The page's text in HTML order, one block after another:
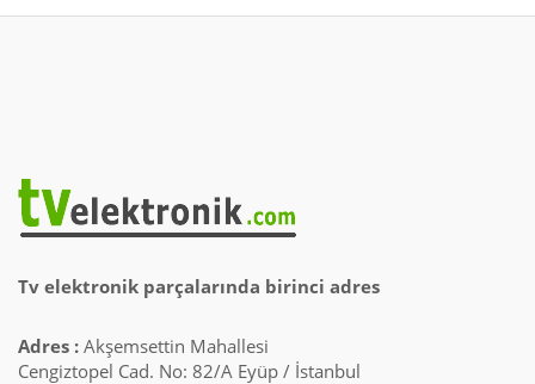
Tv elektronik parçalarında birinci adres
Adres : Akşemsettin Mahallesi
Cengiztopel Cad. No: 82/A Eyüp / İstanbul